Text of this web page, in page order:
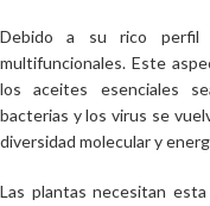
Debido a su rico perfil
multifuncionales. Este
los aceites esenciales
bacterias y los virus se
diversidad molecular y
Las plantas necesitan